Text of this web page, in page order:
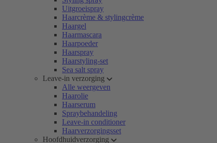
Uitgroeispray
Haarcrème & stylingcrème
Haargel
Haarmascara
Haarpoeder
Haarspray
Haarstyling-set
Sea salt spray
Leave-in verzorging
Alle weergeven
Haarolie
Haarserum
Spraybehandeling
Leave-in conditioner
Haarverzorgingsset
Hoofdhuidverzorging